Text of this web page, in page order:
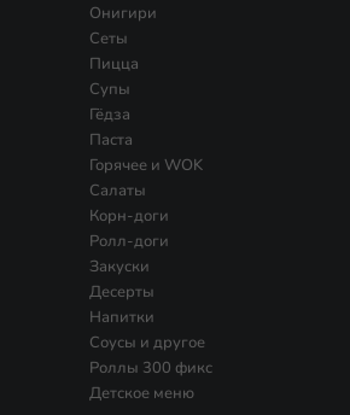
Онигири
Сеты
Пицца
Супы
Гёдза
Паста
Горячее и WOK
Салаты
Корн-доги
Ролл-доги
Закуски
Десерты
Напитки
Соусы и другое
Роллы 300 фикс
Детское меню